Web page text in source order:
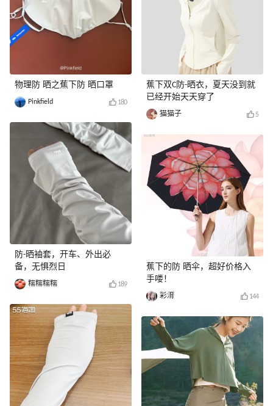
物理防 晒之蕉下防 晒口罩
Pinkfield 180
防-晒袖套，开车、外出必
备，无惧烈日
糯糯糯糯 189
蕉下双C防-晒衣，夏天没到就
已经开始天天穿了
猫猫子 5
蕉下的防 晒伞，超好价格入
手喽！
彩淯 144